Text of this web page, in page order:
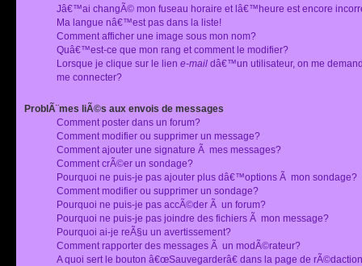
Jâ€™ai changÃ© mon fuseau horaire et lâ€™heure est encore
Ma langue nâ€™est pas dans la liste!
Comment afficher une image sous mon nom?
Quâ€™est-ce que mon rang et comment le modifier?
Lorsque je clique sur le lien e-mail dâ€™un utilisateur, on me
me connecter?
ProblÃ¨mes liÃ©s aux envois de messages
Comment poster dans un forum?
Comment modifier ou supprimer un message?
Comment ajouter une signature Ã mes messages?
Comment crÃ©er un sondage?
Pourquoi ne puis-je pas ajouter plus dâ€™options Ã mon sondage?
Comment modifier ou supprimer un sondage?
Pourquoi ne puis-je pas accÃ©der Ã un forum?
Pourquoi ne puis-je pas joindre des fichiers Ã mon message?
Pourquoi ai-je reÃ§u un avertissement?
Comment rapporter des messages Ã un modÃ©rateur?
A quoi sert le bouton â€œSauvegarderâ€ dans la page de